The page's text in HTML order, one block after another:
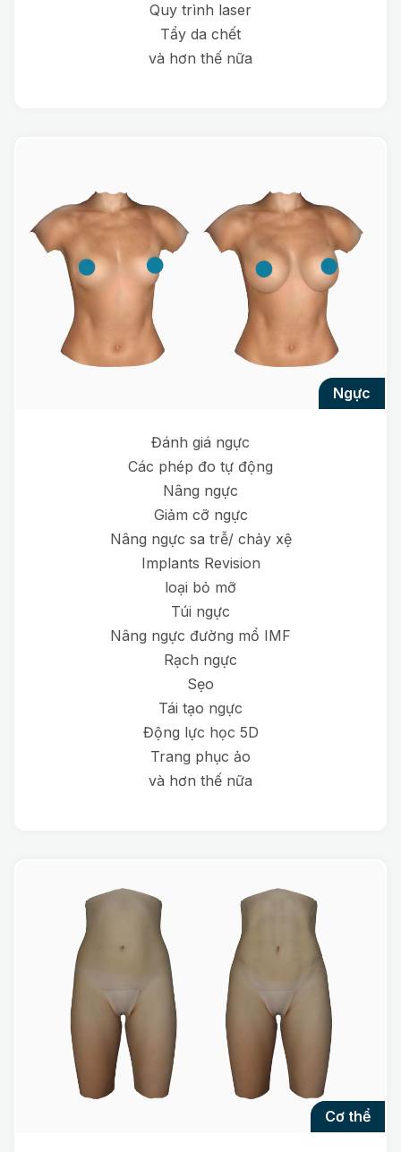
Quy trình laser
Tẩy da chết
và hơn thế nữa
ngực
Đánh giá ngực
Các phép đo tự động
Nâng ngực
Giảm cỡ ngực
Nâng ngực sa trễ/ chảy xệ
Implants Revision
loại bỏ mỡ
Túi ngực
Nâng ngực đường mổ IMF
Rạch ngực
Sẹo
Tái tạo ngực
Động lực học 5D
Trang phục ảo
và hơn thế nữa
cơ thể